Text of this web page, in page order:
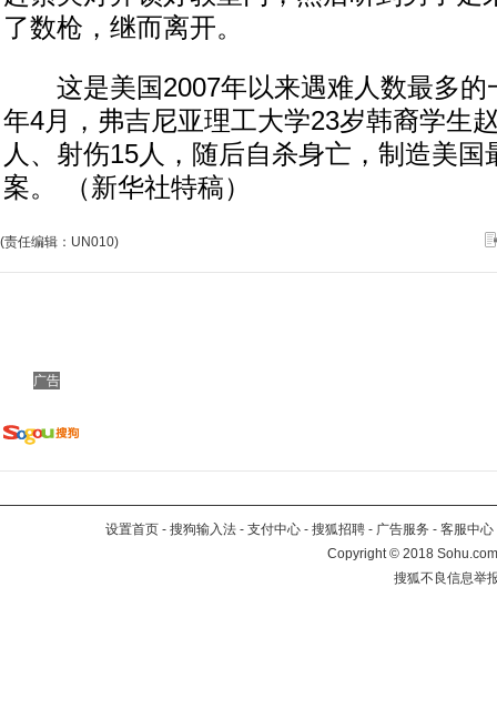
了数枪，继而离开。
这是美国2007年以来遇难人数最多的
年4月，弗吉尼亚理工大学23岁韩裔学生
人、射伤15人，随后自杀身亡，制造美国
案。 （新华社特稿）
(责任编辑：UN010)
广告
设置首页 - 搜狗输入法 - 支付中心 - 搜狐招聘 - 广告服务 - 客服中心
Copyright©2018
搜狐不良信息举